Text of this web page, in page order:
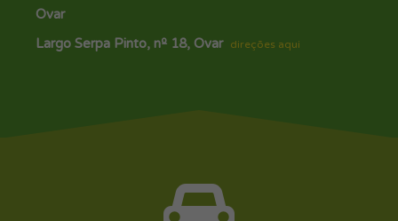
Ovar
Largo Serpa Pinto, nº 18, Ovar direções aqui